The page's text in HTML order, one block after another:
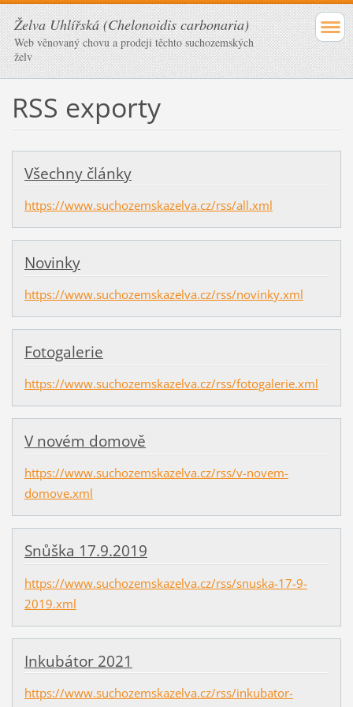
Želva Uhlířská (Chelonoidis carbonaria)
Web věnovaný chovu a prodeji těchto suchozemských
želv
RSS exporty
Všechny články
https://www.suchozemskazelva.cz/rss/all.xml
Novinky
https://www.suchozemskazelva.cz/rss/novinky.xml
Fotogalerie
https://www.suchozemskazelva.cz/rss/fotogalerie.xml
V novém domově
https://www.suchozemskazelva.cz/rss/v-novem-
domove.xml
Snůška 17.9.2019
https://www.suchozemskazelva.cz/rss/snuska-17-9-
2019.xml
Inkubátor 2021
https://www.suchozemskazelva.cz/rss/inkubator-